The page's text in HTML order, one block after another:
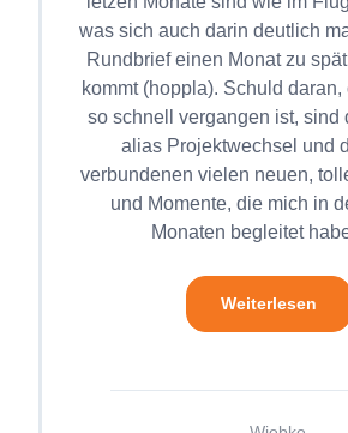
was sich auch darin deutlich
Rundbrief einen Monat zu
kommt (hoppla). Schuld
so schnell vergangen ist, sind
alias Projektwechsel und
verbundenen vielen neuen,
und Momente, die mich in
Monaten begleitet
Weiterlesen